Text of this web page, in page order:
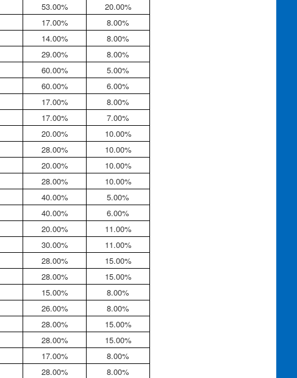
53.00% 20.00%
17.00% 8.00%
14.00%
8.00%
29.00% 8.00%
60.00%
5.00%
60.00%
6.00%
17.00%
8.00%
17.00% 7.00%
20.00%
10.00%
28.00% 10.00%
20.00%
10.00%
28.00% 10.00%
40.00%
5.00%
40.00% 6.00%
20.00%
11.00%
30.00% 11.00%
28.00%
15.00%
28.00% 15.00%
15.00%
8.00%
26.00% 8.00%
28.00%
15.00%
28.00% 15.00%
17.00%
8.00%
28.00%
8.00%